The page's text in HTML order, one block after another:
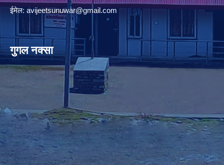
ईमेल: avijeetsunuwar@gmail.com
गुगल नक्सा